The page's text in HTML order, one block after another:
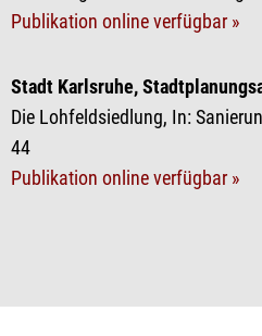
Publikation online verfügbar »
Stadt Karlsruhe,
Die Lohfeldsiedlung, In:
44
Publikation online verfügbar »